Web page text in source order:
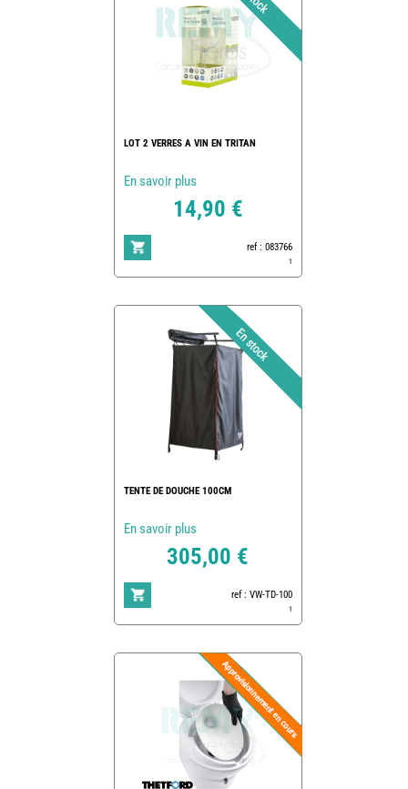
LOT 2 VERRES A VIN EN TRITAN
En savoir plus
14,90 €
ref : 083766
1
TENTE DE DOUCHE 100CM
En savoir plus
305,00 €
ref : VW-TD-100
1